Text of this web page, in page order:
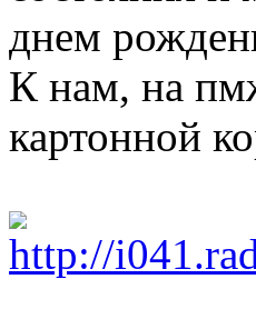
днем
К нам, на
картонной